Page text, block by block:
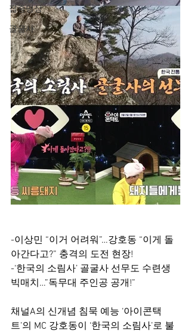
집중명상
골굴사
-이상민 “이거 어려워”…강호동 “이게 돌
아간다고?” 충격의 도전 현장!
-‘한국의 소림사’ 골굴사 선무도 수련생
빅매치…”독무대 주인공 공개!”
채널A의 신개념 침묵 예능 ‘아이콘택
트’의 MC 강호동이 ‘한국의 소림사’로 불